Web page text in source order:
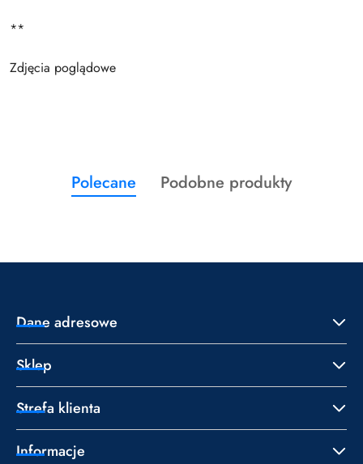
**
Zdjęcia poglądowe
Pomiń karuzelę produktów
Produkty
o
Polecane
Produkty
Podobne produkty
Dane adresowe
Sklep
Strefa klienta
Informacje